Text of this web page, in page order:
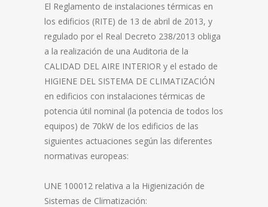
El Reglamento de instalaciones térmicas en
los edificios (RITE) de 13 de abril de 2013, y
regulado por el Real Decreto 238/2013 obliga
a la realización de una Auditoria de la
CALIDAD DEL AIRE INTERIOR y el estado de
HIGIENE DEL SISTEMA DE CLIMATIZACIÓN
en edificios con instalaciones térmicas de
potencia útil nominal (la potencia de todos los
equipos) de 70kW de los edificios de las
siguientes actuaciones según las diferentes
normativas europeas:
UNE 100012 relativa a la Higienización de
Sistemas de Climatización: